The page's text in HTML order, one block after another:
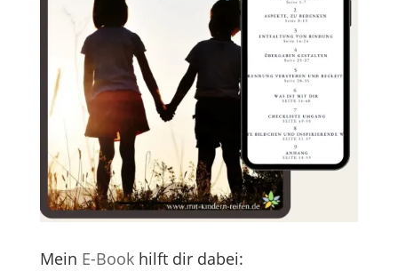
Mein E-Bookhilft dir dabei: